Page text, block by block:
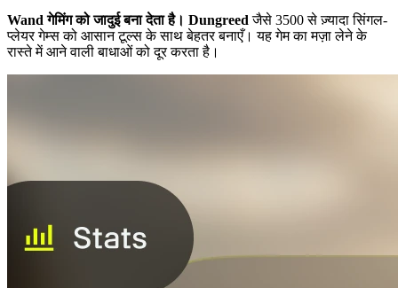
Wand गेमिंग को जादुई बना देता है। Dungreed जैसे 3500 से ज़्यादा सिंगल-
प्लेयर गेम्स को आसान टूल्स के साथ बेहतर बनाएँ। यह गेम का मज़ा लेने के
रास्ते में आने वाली बाधाओं को दूर करता है।